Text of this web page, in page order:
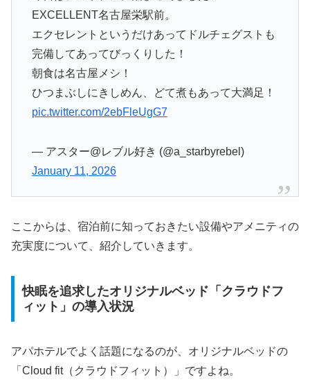
EXCELLENT名古屋栄駅前。
エクセレントというだけあってドルチェグストも
完備してあってびっくりした！
朝食は名古屋メシ！
ひつまぶしにきしめん、どて煮もあって大満足！
pic.twitter.com/2ebFleUgG7
— アスター@レブル好き (@a_starbyrebel)
January 11, 2026
ここからは、宿泊前に知っておきたい設備やアメニティの
充実度について、紹介していきます。
快眠を追求したオリジナルベッド「クラウドフ
ィット」の導入状況
アパホテルでよく話題になるのが、オリジナルベッドの
「Cloud fit（クラウドフィット）」ですよね。